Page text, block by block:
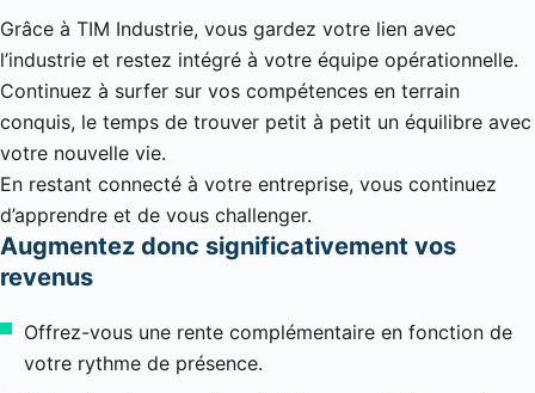
Grâce à TIM Industrie, vous gardez votre lien avec
l’industrie et restez intégré à votre équipe opérationnelle.
Continuez à surfer sur vos compétences en terrain
conquis, le temps de trouver petit à petit un équilibre avec
votre nouvelle vie.
En restant connecté à votre entreprise, vous continuez
d’apprendre et de vous challenger.
Augmentez donc significativement vos
revenus
Offrez-vous une rente complémentaire en fonction de
votre rythme de présence.